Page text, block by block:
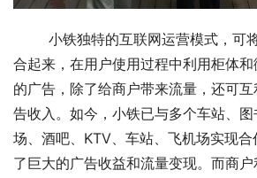
小铁独特的互联网运营模式，可
合起来，在用户使用过程中利用柜体
的广告，除了给商户带来流量，还可
告收入。如今，小铁已与多个车站、
场、酒吧、KTV、车站、飞机场实现
了巨大的广告收益和流量变现。而商